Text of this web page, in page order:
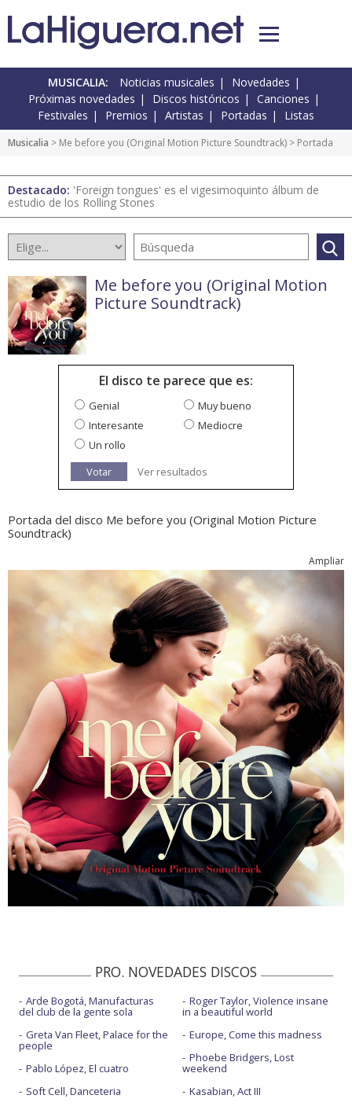
MUSICALIA: Noticias musicales
Novedades
Próximas novedades
Discos históricos
Canciones
Festivales
Premios Artistas Portadas Listas
Musicalia > Me before you (Original Motion Picture Soundtrack) > Portada
Destacado: 'Foreign tongues' es el vigesimoquinto álbum de
estudio de los Rolling Stones
Me before you (Original Motion
Picture Soundtrack)
El disco te parece que es:
Genial
Muy bueno
Interesante
Mediocre
Un rollo
Votar
Ver resultados
Portada del disco Me before you (Original Motion Picture
Soundtrack)
Ampliar
PRO. NOVEDADES DISCOS
Arde Bogotá, Manufacturas
del club de la gente sola
Greta Van Fleet, Palace for the
people
Pablo López, El cuatro
Soft Cell, Danceteria
Roger Taylor, Violence insane
in a beautiful world
Europe, Come this madness
Phoebe Bridgers, Lost
weekend
Kasabian, Act III